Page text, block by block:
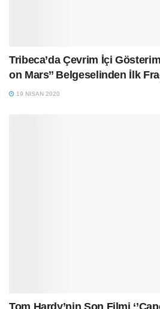
Tribeca’da Çevrim İçi
on Mars’’ Belgeselinden İlk
19 NISAN 2020
Tom Hardy’nin Son Filmi